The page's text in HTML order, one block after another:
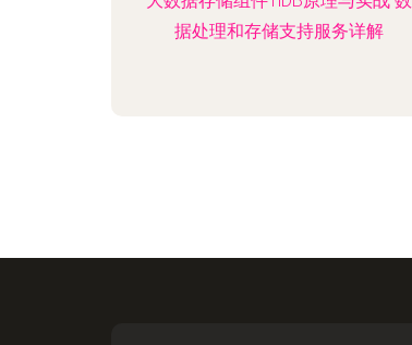
据处理和存储支持服务详解